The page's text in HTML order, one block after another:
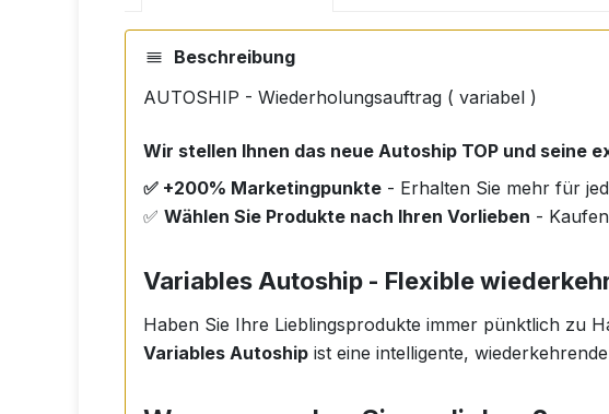
Beschreibung
AUTOSHIP - Wiederholungsauftrag ( variabel )
Wir stellen Ihnen das neue Autoship TOP und seine
✅ +200% Marketingpunkte - Erhalten Sie mehr für
✅ Wählen Sie Produkte nach Ihren Vorlieben -
Variables Autoship - Flexible
Haben Sie Ihre Lieblingsprodukte immer pünktlich zu
Variables Autoship ist eine intelligente,